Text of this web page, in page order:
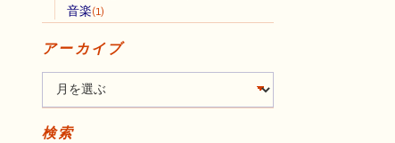
音楽(1)
アーカイブ
検索